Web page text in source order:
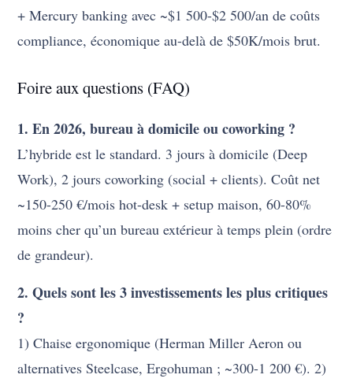
+ Mercury banking avec ~$1 500-$2 500/an de coûts
compliance, économique au-delà de $50K/mois brut.
Foire aux questions (FAQ)
1. En 2026, bureau à domicile ou coworking ?
L’hybride est le standard. 3 jours à domicile (Deep
Work), 2 jours coworking (social + clients). Coût net
~150-250 €/mois hot-desk + setup maison, 60-80%
moins cher qu’un bureau extérieur à temps plein (ordre
de grandeur).
2. Quels sont les 3 investissements les plus critiques
?
1) Chaise ergonomique (Herman Miller Aeron ou
alternatives Steelcase, Ergohuman ; ~300-1 200 €). 2)